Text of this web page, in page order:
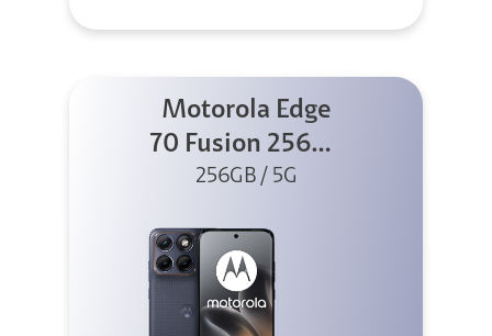
Motorola Edge
70 Fusion 256GB
Azul
256GB / 5G